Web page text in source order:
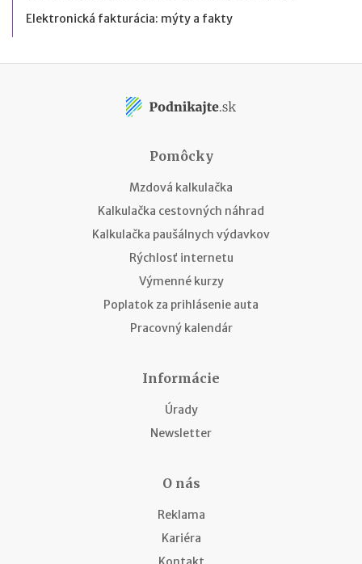
Elektronická fakturácia: mýty a fakty
Pomôcky
Mzdová kalkulačka
Kalkulačka cestovných náhrad
Kalkulačka paušálnych výdavkov
Rýchlosť internetu
Výmenné kurzy
Poplatok za prihlásenie auta
Pracovný kalendár
Informácie
Úrady
Newsletter
O nás
Reklama
Kariéra